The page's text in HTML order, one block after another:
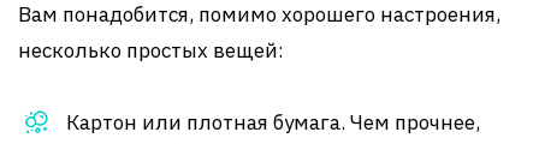
Вам понадобится, помимо хорошего настроения,
несколько простых вещей:
Картон или плотная бумага. Чем прочнее,